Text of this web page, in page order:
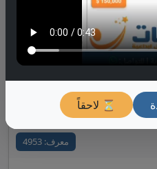
⏳ لاحقاً
معرف: 4953